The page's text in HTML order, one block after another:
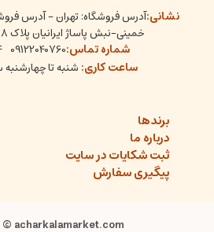
نشانی:آدرس فروشگاه: تهران - آدرس
خمینی-نبش پاساژ ایرانیان پلاک 58 : 09122040760
شماره تماس:09122040760
ساعت کاری: شنبه تا چهارشنبه ساعت
برندها
درباره ما
ثبت شکایات در سایت
پیگیری سفارش
© acharkalamarket.com